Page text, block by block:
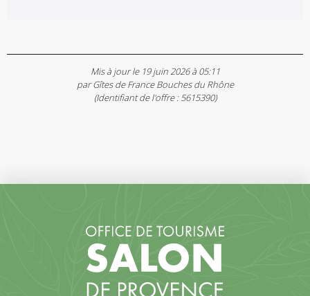
Mis à jour le 19 juin 2026 à 05:11
par Gîtes de France Bouches du Rhône
(Identifiant de l'offre :5615390)